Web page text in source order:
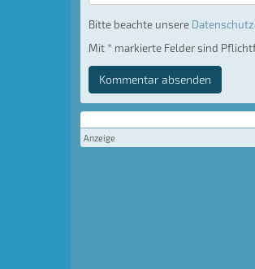
Bitte beachte unsere
Mit * markierte Felder sind
Kommentar absenden
Anzeige